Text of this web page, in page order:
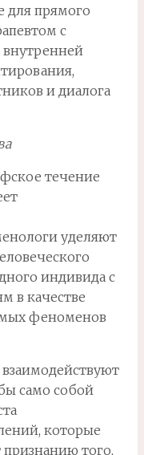
для прямого
с
и диалога
течение
уделяют
индивида с
в качестве
феноменов
само собой
которые
того,